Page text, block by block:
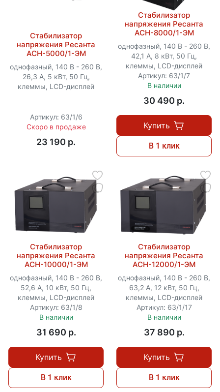
Стабилизатор
напряжения Ресанта
АСН-5000/1-ЭМ
однофазный, 140 В - 260 В,
26,3 А, 5 кВт, 50 Гц,
клеммы, LCD-дисплей
Артикул: 63/1/6
Скоро в продаже
23 190 p.
Стабилизатор
напряжения Ресанта
АСН-8000/1-ЭМ
однофазный, 140 В - 260 В,
42,1 А, 8 кВт, 50 Гц,
клеммы, LCD-дисплей
Артикул: 63/1/7
В наличии
30 490 p.
Купить
В 1 клик
Стабилизатор
напряжения Ресанта
АСН-10000/1-ЭМ
однофазный, 140 В - 260 В,
52,6 А, 10 кВт, 50 Гц,
клеммы, LCD-дисплей
Артикул: 63/1/8
В наличии
31 690 p.
Купить
В 1 клик
Стабилизатор
напряжения Ресанта
АСН-12000/1-ЭМ
однофазный, 140 В - 260 В,
63,2 А, 12 кВт, 50 Гц,
клеммы, LCD-дисплей
Артикул: 63/1/17
В наличии
37 890 p.
Купить
В 1 клик